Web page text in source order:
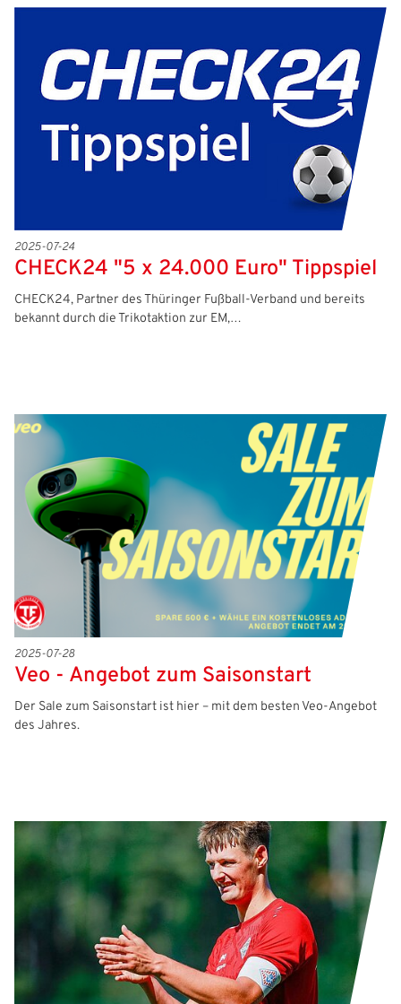
2025-07-24
CHECK24 "5 x 24.000 Euro" Tippspiel
CHECK24, Partner des Thüringer Fußball-Verband und bereits
bekannt durch die Trikotaktion zur EM,…
2025-07-28
Veo - Angebot zum Saisonstart
Der Sale zum Saisonstart ist hier – mit dem besten Veo-Angebot
des Jahres.